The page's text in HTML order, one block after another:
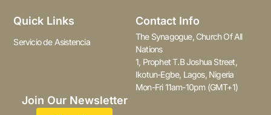
Quick Links
Servicio de Asistencia
Contact Info
The Synagogue, Church Of All
Nations
1, Prophet T.B Joshua Street,
Ikotun-Egbe, Lagos, Nigeria
Mon-Fri 11am-10pm (GMT+1)
Join Our Newsletter